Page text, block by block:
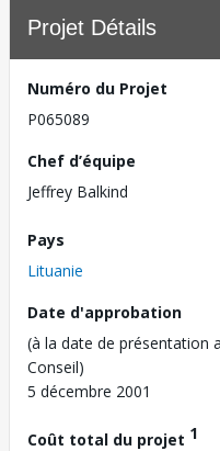
Projet Détails
Numéro du Projet
P065089
Chef d’équipe
Jeffrey Balkind
Pays
Lituanie
Date d'approbation
(à la date de présentation
Conseil)
5 décembre 2001
Coût total du projet 1